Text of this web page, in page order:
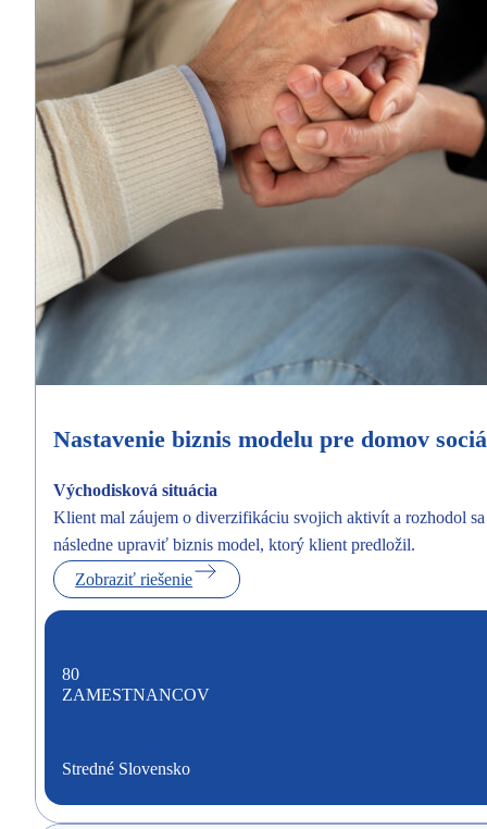
Nastavenie biznis modelu pre domov
Východisková situácia
Klient mal záujem o diverzifikáciu svojich aktivít a rozhodol
následne upraviť biznis model, ktorý klient predložil.
Zobraziť riešenie
80
ZAMESTNANCOV
Stredné Slovensko